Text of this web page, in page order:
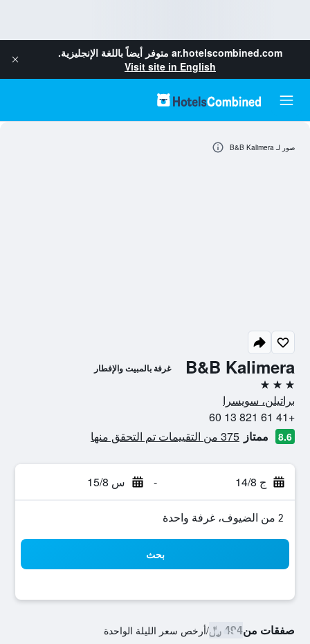
ar.hotelscombined.com متوفر أيضاً باللغة الإنجليزية.
Visit site in English
B&B Kalimera غرفة بالمبيت والإفطار
3 نجوم
براتيلن، سويسرا
+41 61 821 13 60
8.6 ممتاز 375 من التقييمات تم التحقق منها
ج 14/8 - س 15/8
2 من الضيوف، غرفة واحدة
بحث
صفقات من494 ﷼ /أرخص سعر الليلة الواحدة
صور لـ B&B Kalimera